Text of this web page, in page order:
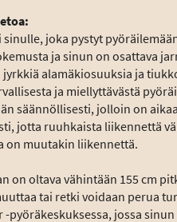
:
sinulle, joka pystyt
ja sinun on osattava
alamäkiosuuksia ja
ja miellyttävästä
säännöllisesti, jolloin on
jotta ruuhkaista liikennettä
on muutakin liikennettä.
on oltava vähintään 155 cm
tai retki voidaan perua
-pyöräkeskuksessa, jossa